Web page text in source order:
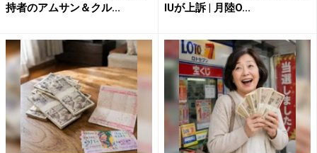
持者のアムサン＆クル...
IUが上訴 | 月陸O...